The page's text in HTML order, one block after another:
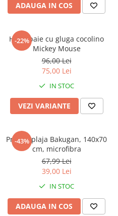
Sandale fete
ADAUGA IN COS
-22%
Halat baie cu gluga cocolino
Mickey Mouse
96,00 Lei
75,00 Lei
IN STOC
VEZI VARIANTE
-43%
Prosop plaja Bakugan, 140x70
cm, microfibra
67,99 Lei
39,00 Lei
IN STOC
ADAUGA IN COS